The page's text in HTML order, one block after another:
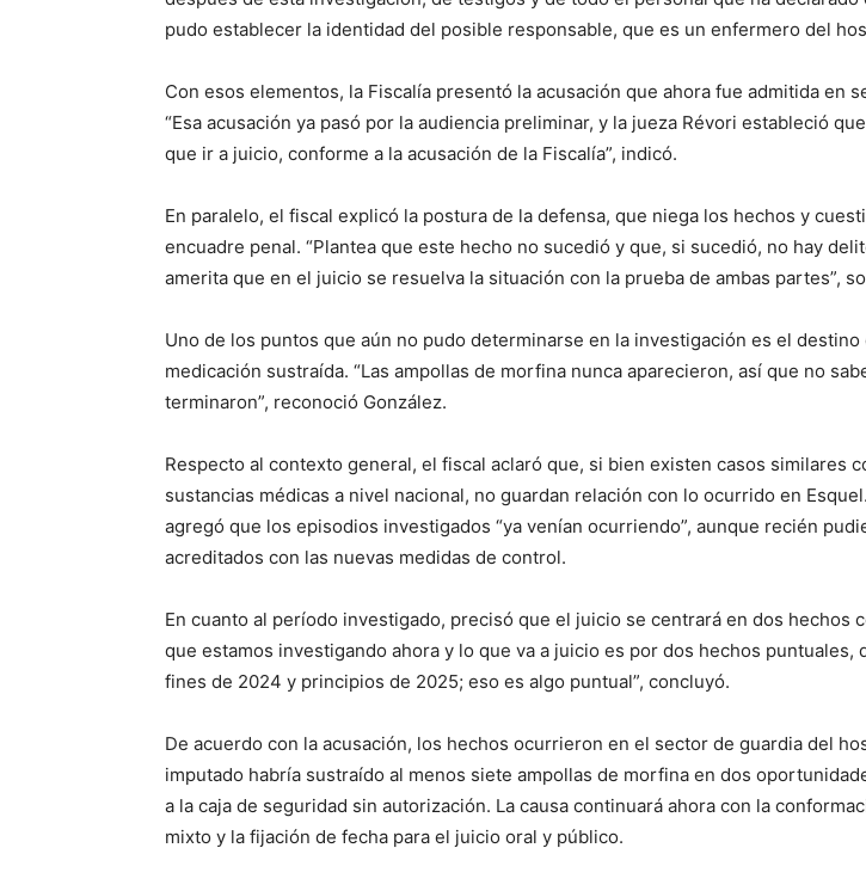
pudo establecer la identidad del posible responsable, que es un enfermero del
Con esos elementos, la Fiscalía presentó la acusación que ahora fue admitida en
“Esa acusación ya pasó por la audiencia preliminar, y la jueza Révori estableció
que ir a juicio, conforme a la acusación de la Fiscalía”, indicó.
En paralelo, el fiscal explicó la postura de la defensa, que niega los hechos y
encuadre penal. “Plantea que este hecho no sucedió y que, si sucedió, no hay
amerita que en el juicio se resuelva la situación con la prueba de ambas partes”,
Uno de los puntos que aún no pudo determinarse en la investigación es el destino
medicación sustraída. “Las ampollas de morfina nunca aparecieron, así que no
terminaron”, reconoció González.
Respecto al contexto general, el fiscal aclaró que, si bien existen casos similares
sustancias médicas a nivel nacional, no guardan relación con lo ocurrido en
agregó que los episodios investigados “ya venían ocurriendo”, aunque recién
acreditados con las nuevas medidas de control.
En cuanto al período investigado, precisó que el juicio se centrará en dos hechos
que estamos investigando ahora y lo que va a juicio es por dos hechos puntuales,
fines de 2024 y principios de 2025; eso es algo puntual”, concluyó.
De acuerdo con la acusación, los hechos ocurrieron en el sector de guardia del
imputado habría sustraído al menos siete ampollas de morfina en dos
a la caja de seguridad sin autorización. La causa continuará ahora con la
mixto y la fijación de fecha para el juicio oral y público.